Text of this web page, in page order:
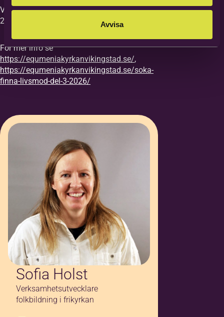
Avvisa
Vi vill ha din anmälan till kursen senast
27/8.
För mer info se
https://equmeniakyrkanvikingstad.se/,
https://equmeniakyrkanvikingstad.se/soka-
finna-livsmod-del-3-2026/
Sofia Holst
Verksamhetsutvecklare
folkbildning i frikyrkan